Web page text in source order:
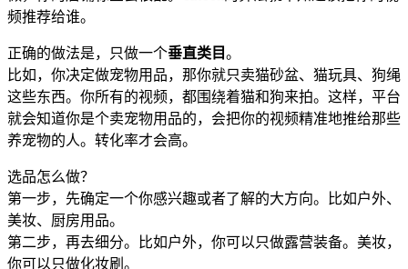
频推荐给谁。
正确的做法是，只做一个垂直类目。
比如，你决定做宠物用品，那你就只卖猫砂盆、猫玩具、狗绳
这些东西。你所有的视频，都围绕着猫和狗来拍。这样，平台
就会知道你是个卖宠物用品的，会把你的视频精准地推给那些
养宠物的人。转化率才会高。
选品怎么做？
第一步，先确定一个你感兴趣或者了解的大方向。比如户外、
美妆、厨房用品。
第二步，再去细分。比如户外，你可以只做露营装备。美妆，
你可以只做化妆刷。